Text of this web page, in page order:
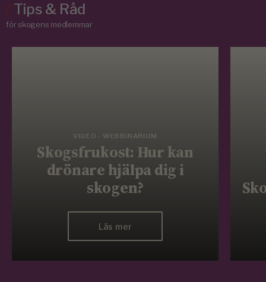
/Tips & Råd
för skogens medlemmar
VIDEO - WEBBINARIUM
Skogsfrukost: Hur kan
drönare hjälpa dig i
skogen?
Läs mer